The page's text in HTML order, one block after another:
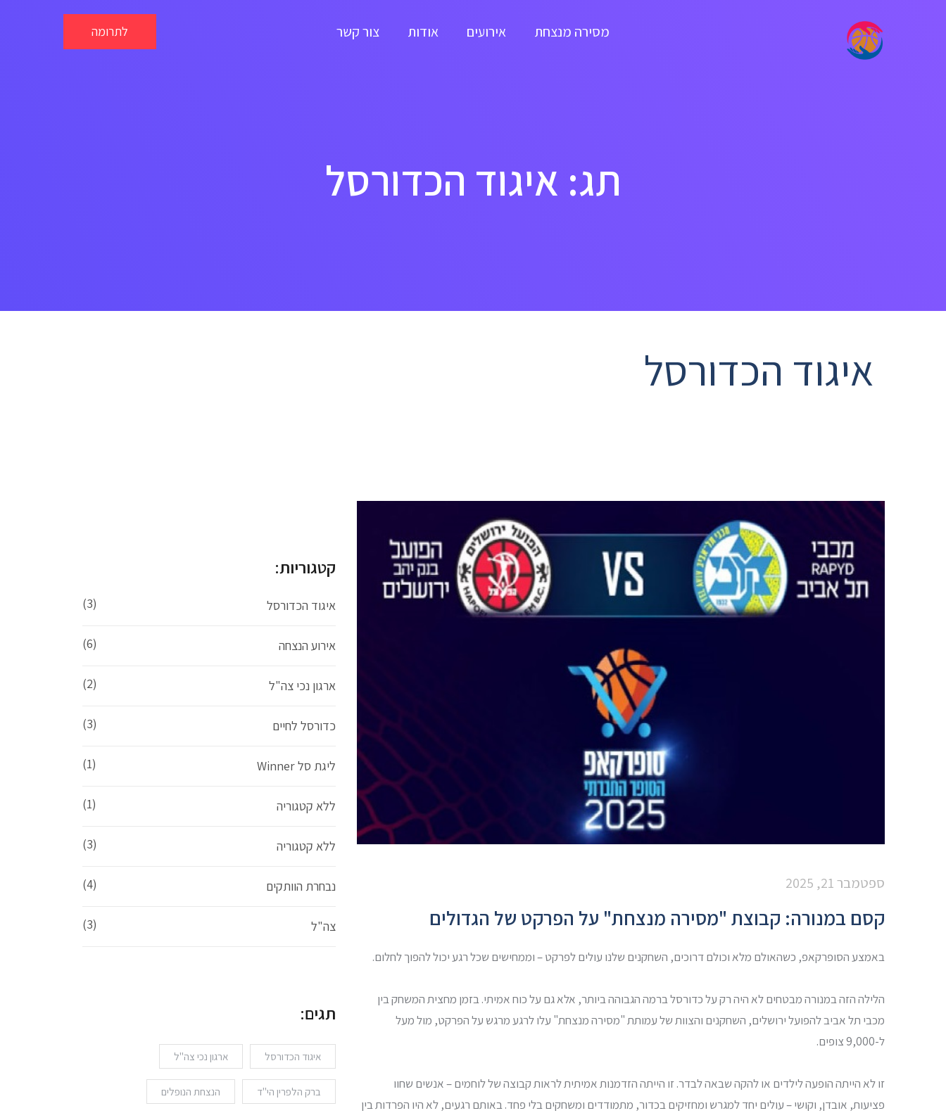
מסירה מנצחת אירועים אודות צור קשר לתרומה
תג: איגוד הכדורסל
איגוד הכדורסל
ספטמבר 21, 2025
קסם במנורה: קבוצת "מסירה מנצחת" על הפרקט של הגדולים
באמצע הסופרקאפ, כשהאולם מלא וכולם דרוכים, השחקנים שלנו עולים לפרקט – וממחישים שכל רגע יכול להפוך לחלום.
הלילה הזה במנורה מבטחים לא היה רק על כדורסל ברמה הגבוהה ביותר, אלא גם על כוח אמיתי. בזמן מחצית המשחק בין
מכבי תל אביב להפועל ירושלים, השחקנים והצוות של עמותת "מסירה מנצחת" עלו לרגע מרגש על הפרקט, מול מעל
ל-9,000 צופים.
זו לא הייתה הופעה לילדים או להקה שבאה לבדר. זו הייתה הזדמנות אמיתית לראות קבוצה של לוחמים – אנשים שחוו
פציעות, אובדן, וקושי – עולים יחד למגרש ומחזיקים בכדור, מתמודדים ומשחקים בלי פחד. באותם רגעים, לא היו הפרדות בין
קטגוריות:
איגוד הכדורסל (3)
אירוע הנצחה (6)
ארגון נכי צה"ל (2)
כדורסל לחיים (3)
ליגת סל Winner (1)
ללא קטגוריה (1)
ללא קטגוריה (3)
נבחרת הוותקים (4)
צה"ל (3)
תגים:
איגוד הכדורסל ארגון נכי צה"ל
ברק הלפרין הי"ד הנצחת הנופלים